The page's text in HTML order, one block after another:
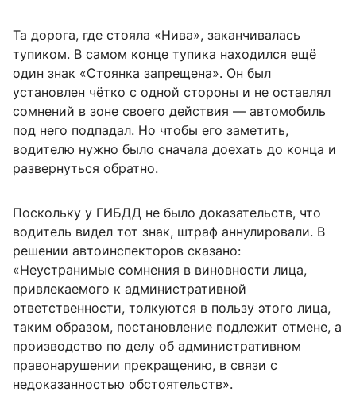
Та дорога, где стояла «Нива», заканчивалась
тупиком. В самом конце тупика находился ещё
один знак «Стоянка запрещена». Он был
установлен чётко с одной стороны и не оставлял
сомнений в зоне своего действия — автомобиль
под него подпадал. Но чтобы его заметить,
водителю нужно было сначала доехать до конца и
развернуться обратно.
Поскольку у ГИБДД не было доказательств, что
водитель видел тот знак, штраф аннулировали. В
решении автоинспекторов сказано:
«Неустранимые сомнения в виновности лица,
привлекаемого к административной
ответственности, толкуются в пользу этого лица,
таким образом, постановление подлежит отмене, а
производство по делу об административном
правонарушении прекращению, в связи с
недоказанностью обстоятельств».